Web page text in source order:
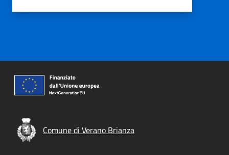
Comune di Verano Brianza